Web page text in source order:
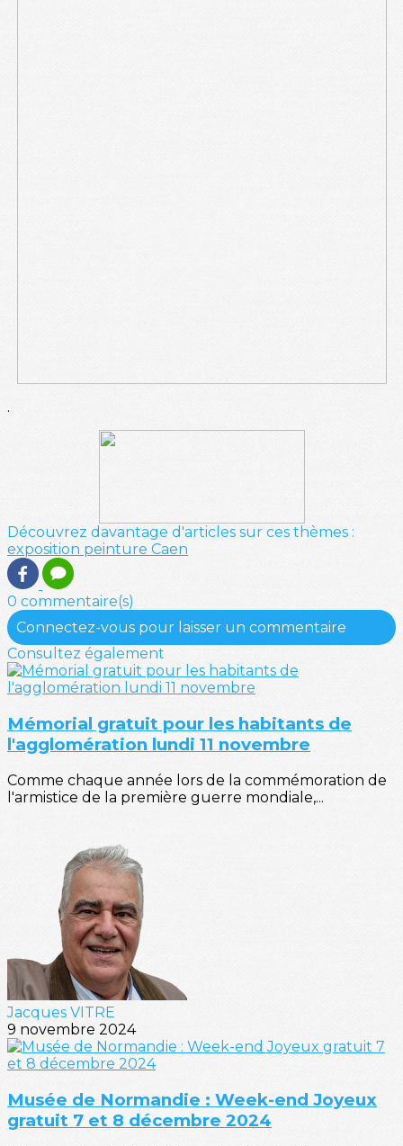
.
Découvrez davantage d'articles sur ces thèmes :
exposition peinture Caen
0 commentaire(s)
Connectez-vous pour laisser un commentaire
Consultez également
Mémorial gratuit pour les habitants de
l'agglomération lundi 11 novembre
Comme chaque année lors de la commémoration de
l'armistice de la première guerre mondiale,...
Jacques VITRE
9 novembre 2024
Musée de Normandie : Week-end Joyeux
gratuit 7 et 8 décembre 2024